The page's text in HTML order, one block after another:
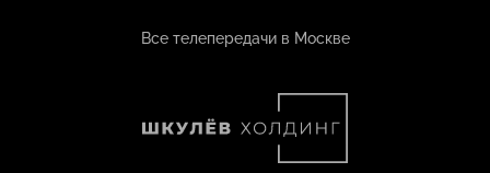
Все телепередачи в Москве